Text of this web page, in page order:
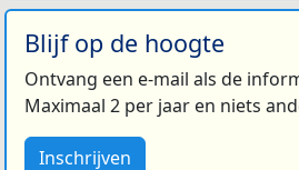
Blijf op de hoogte
Ontvang een e-mail als de
Maximaal 2 per jaar en niets
Inschrijven